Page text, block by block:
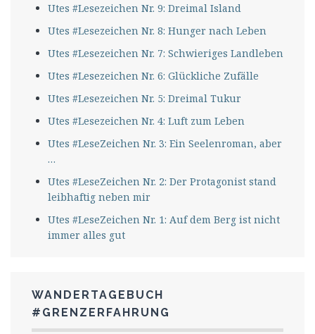
Utes #Lesezeichen Nr. 9: Dreimal Island
Utes #Lesezeichen Nr. 8: Hunger nach Leben
Utes #Lesezeichen Nr. 7: Schwieriges Landleben
Utes #Lesezeichen Nr. 6: Glückliche Zufälle
Utes #Lesezeichen Nr. 5: Dreimal Tukur
Utes #Lesezeichen Nr. 4: Luft zum Leben
Utes #LeseZeichen Nr. 3: Ein Seelenroman, aber
…
Utes #LeseZeichen Nr. 2: Der Protagonist stand
leibhaftig neben mir
Utes #LeseZeichen Nr. 1: Auf dem Berg ist nicht
immer alles gut
WANDERTAGEBUCH
#GRENZERFAHRUNG